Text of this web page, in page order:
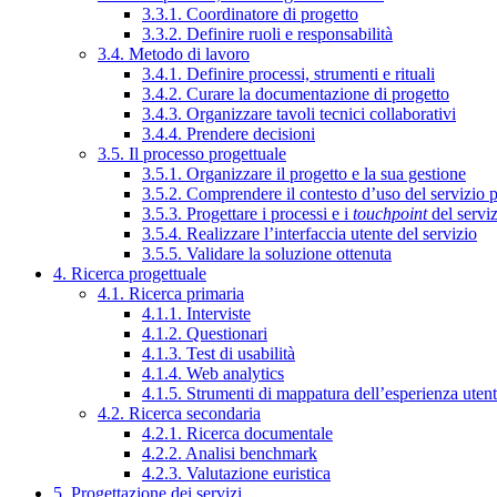
3.3.1. Coordinatore di progetto
3.3.2. Definire ruoli e responsabilità
3.4. Metodo di lavoro
3.4.1. Definire processi, strumenti e rituali
3.4.2. Curare la documentazione di progetto
3.4.3. Organizzare tavoli tecnici collaborativi
3.4.4. Prendere decisioni
3.5. Il processo progettuale
3.5.1. Organizzare il progetto e la sua gestione
3.5.2. Comprendere il contesto d’uso del servizio
3.5.3. Progettare i processi e i touchpointdel
3.5.4. Realizzare l’interfaccia utente del servizio
3.5.5. Validare la soluzione ottenuta
4. Ricerca progettuale
4.1. Ricerca primaria
4.1.1. Interviste
4.1.2. Questionari
4.1.3. Test di usabilità
4.1.4. Web analytics
4.1.5. Strumenti di mappatura dell’esperienza
4.2. Ricerca secondaria
4.2.1. Ricerca documentale
4.2.2. Analisi benchmark
4.2.3. Valutazione euristica
5. Progettazione dei servizi